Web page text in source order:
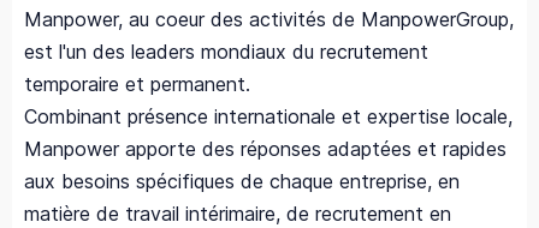
Manpower, au coeur des activités de ManpowerGroup,
est l'un des leaders mondiaux du recrutement
temporaire et permanent.
Combinant présence internationale et expertise locale,
Manpower apporte des réponses adaptées et rapides
aux besoins spécifiques de chaque entreprise, en
matière de travail intérimaire, de recrutement en